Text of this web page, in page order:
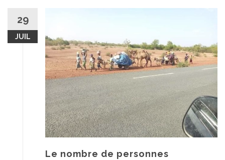
29
JUIL
Le nombre de personnes